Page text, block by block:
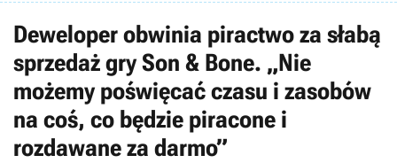
Deweloper obwinia piractwo za słabą
sprzedaż gry Son & Bone. „Nie
możemy poświęcać czasu i zasobów
na coś, co będzie piracone i
rozdawane za darmo”